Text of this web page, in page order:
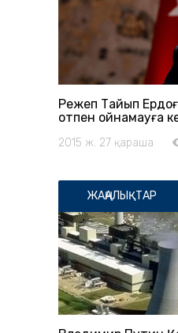
Режеп Тайып
отпен ойнамауға
2015 ж. 27 қараша
ЖАҢАЛЫҚТАР